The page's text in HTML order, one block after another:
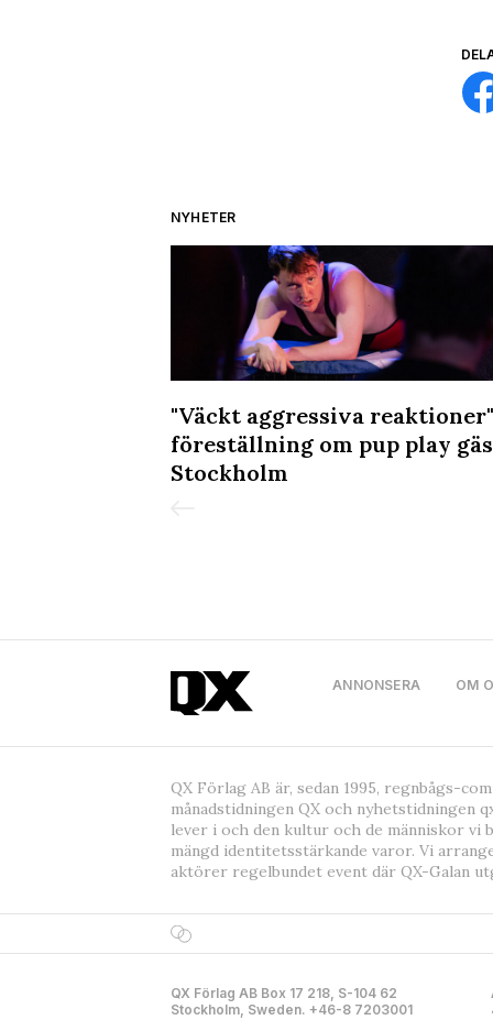
NYHETER
"Väckt aggressiva
föreställning om pup play
Stockholm
ANNONSERA OM
QX Förlag AB är, sedan 1995, regnbågs-
månadstidningen QX och nyhetstidningen
lever i och den kultur och de människor vi
mängd identitetsstärkande varor. Vi
aktörer regelbundet event där QX-Galan
QX Förlag AB Box 17 218, S-104 62
Stockholm, Sweden. +46-8 7203001